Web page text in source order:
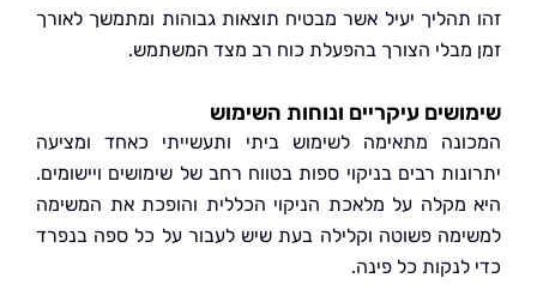
יעיל אשר מבטיח תוצאות גבוהות ומתמשך לאורך
הצורך בהפעלת כוח רב מצד המשתמש.
עיקריים ונוחות השימוש
מתאימה לשימוש ביתי ותעשייתי כאחד ומציעה
רבים בניקוי ספות בטווח רחב של שימושים ויישומים.
על מלאכת הניקוי הכללית והופכת את המשימה
פשוטה וקלילה בעת שיש לעבור על כל ספה בנפרד
כל פינה.